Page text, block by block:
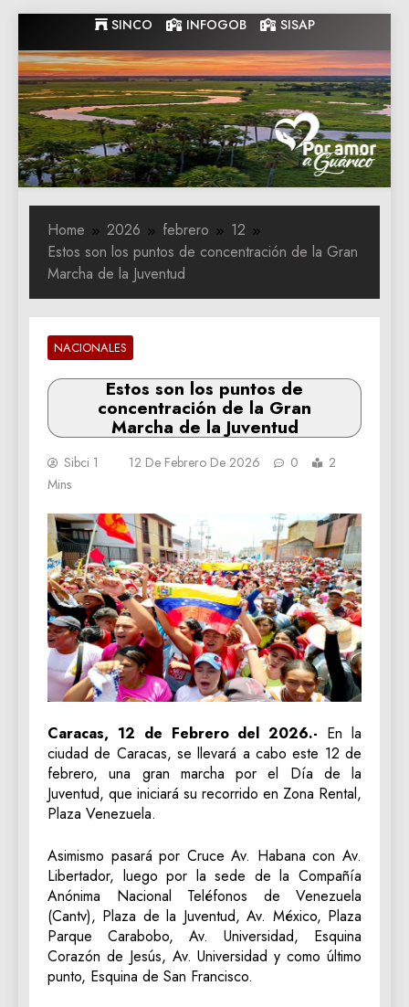
to
content
SINCO INFOGOB SISAP
Gobernacion
de Guarico
Gobernacion de Guarico
Home 2026 febrero
12
Estos son los puntos de concentración de la Gran
Marcha de la Juventud
NACIONALES
Estos son los puntos de
concentración de la Gran
Marcha de la Juventud
Sibci 1 12 De Febrero De 2026 0
2
Mins
Caracas, 12 de Febrero del 2026.- En la
ciudad de Caracas, se llevará a cabo este 12 de
febrero, una gran marcha por el Día de la
Juventud, que iniciará su recorrido en Zona Rental,
Plaza Venezuela.
Asimismo pasará por Cruce Av. Habana con Av.
Libertador, luego por la sede de la Compañía
Anónima Nacional Teléfonos de Venezuela
(Cantv), Plaza de la Juventud, Av. México, Plaza
Parque Carabobo, Av. Universidad, Esquina
Corazón de Jesús, Av. Universidad y como último
punto, Esquina de San Francisco.